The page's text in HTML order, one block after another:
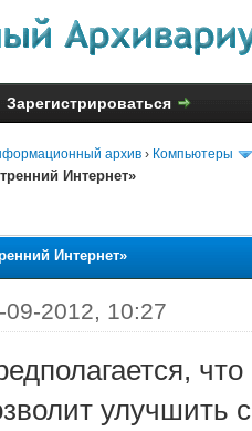
Зарегистрироваться
архив › Компьютеры
Интернет»
Интернет»
09-2012, 10:27
улучшить